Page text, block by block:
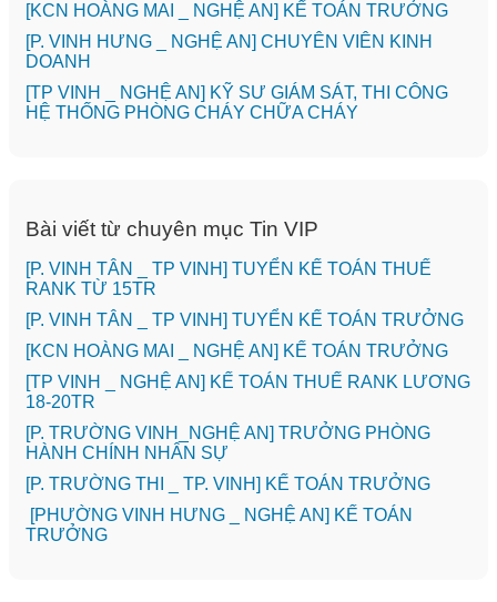
️[KCN HOÀNG MAI _ NGHỆ AN] KẾ TOÁN TRƯỞNG
️[P. VINH HƯNG _ NGHỆ AN] CHUYÊN VIÊN KINH
DOANH
[TP VINH _ NGHỆ AN] KỸ SƯ GIÁM SÁT, THI CÔNG
HỆ THỐNG PHÒNG CHÁY CHỮA CHÁY
Bài viết từ chuyên mục Tin VIP
[P. VINH TÂN _ TP VINH] TUYỂN KẾ TOÁN THUẾ
RANK TỪ 15TR
[P. VINH TÂN _ TP VINH] TUYỂN KẾ TOÁN TRƯỞNG
️[KCN HOÀNG MAI _ NGHỆ AN] KẾ TOÁN TRƯỞNG
[TP VINH _ NGHỆ AN] KẾ TOÁN THUẾ RANK LƯƠNG
18-20TR
[P. TRƯỜNG VINH_NGHỆ AN] TRƯỞNG PHÒNG
HÀNH CHÍNH NHÂN SỰ
️[P. TRƯỜNG THI _ TP. VINH] KẾ TOÁN TRƯỞNG
[PHƯỜNG VINH HƯNG _ NGHỆ AN] KẾ TOÁN
TRƯỞNG